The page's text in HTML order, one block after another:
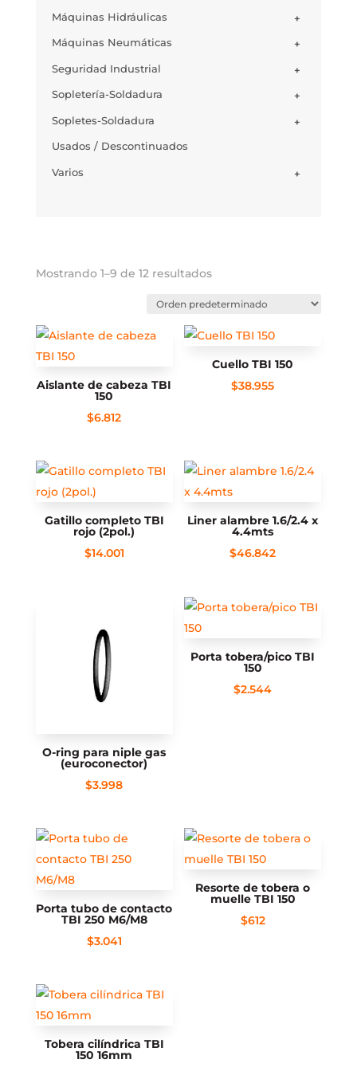
+
Máquinas Hidráulicas
+
Máquinas Neumáticas
+
Seguridad Industrial
+
Sopletería-Soldadura
+
Sopletes-Soldadura
Usados / Descontinuados
+
Varios
Mostrando 1–9 de 12 resultados
Aislante de cabeza TBI
150
$6.812
Cuello TBI 150
$38.955
Gatillo completo TBI
rojo (2pol.)
$14.001
Liner alambre 1.6/2.4 x
4.4mts
$46.842
O-ring para niple gas
(euroconector)
$3.998
Porta tobera/pico TBI
150
$2.544
Porta tubo de contacto
TBI 250 M6/M8
$3.041
Resorte de tobera o
muelle TBI 150
$612
Tobera cilíndrica TBI
150 16mm